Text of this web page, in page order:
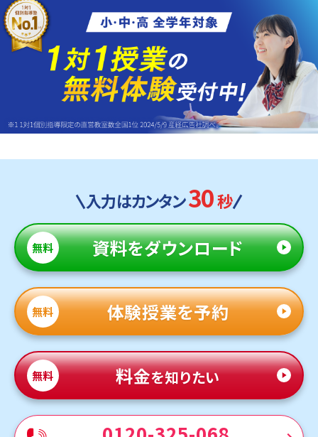
入力はカンタン30秒
無料 資料をダウンロード
無料 体験授業を予約
無料 料金を知りたい